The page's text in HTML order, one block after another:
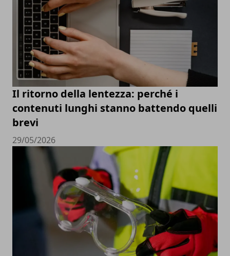
Il ritorno della lentezza: perché i
contenuti lunghi stanno battendo quelli
brevi
29/05/2026